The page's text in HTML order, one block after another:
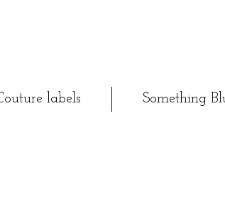
labels Something